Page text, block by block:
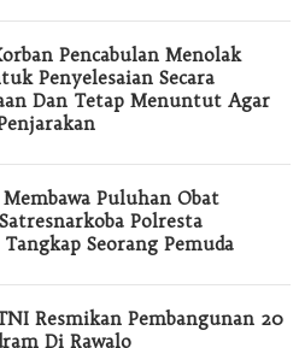
Pencabulan Menolak
Penyelesaian Secara
Dan Tetap Menuntut Agar
Puluhan Obat
Polresta
Seorang Pemuda
Resmikan Pembangunan 20
Di Rawalo